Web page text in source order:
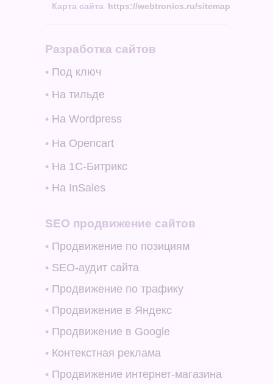
Карта сайта https://webtronics.ru/sitemap
Разработка сайтов
• Под ключ
• На Opencart
• На тильде
• На 1C-Битрикс
• На InSales
• На Wordpress
• Продвижение в Яндекс
• Продвижение в Google
• Контекстная реклама
• Продвижение интернет-магазина
SEO продвижение сайтов
• Продвижение по позициям
• SEO-аудит сайта
• Продвижение по трафику